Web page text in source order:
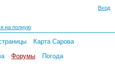
Вход
на полную
Карта Сарова
Форумы Погода